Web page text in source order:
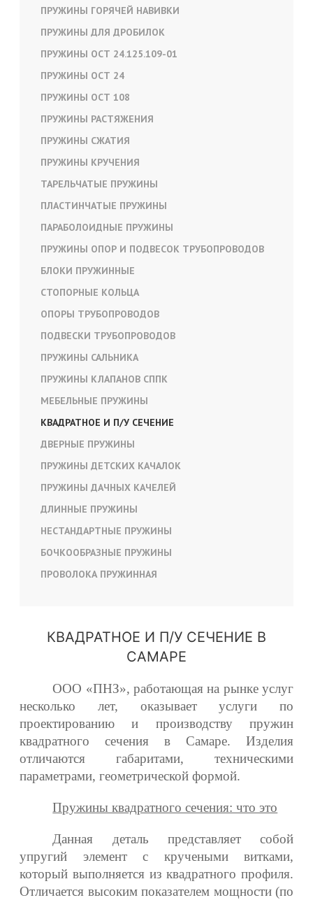
ПРУЖИНЫ ГОРЯЧЕЙ НАВИВКИ
ПРУЖИНЫ ДЛЯ ДРОБИЛОК
ПРУЖИНЫ ОСТ 24.125.109-01
ПРУЖИНЫ ОСТ 24
ПРУЖИНЫ ОСТ 108
ПРУЖИНЫ РАСТЯЖЕНИЯ
ПРУЖИНЫ СЖАТИЯ
ПРУЖИНЫ КРУЧЕНИЯ
ТАРЕЛЬЧАТЫЕ ПРУЖИНЫ
ПЛАСТИНЧАТЫЕ ПРУЖИНЫ
ПАРАБОЛОИДНЫЕ ПРУЖИНЫ
ПРУЖИНЫ ОПОР И ПОДВЕСОК ТРУБОПРОВОДОВ
БЛОКИ ПРУЖИННЫЕ
СТОПОРНЫЕ КОЛЬЦА
ОПОРЫ ТРУБОПРОВОДОВ
ПОДВЕСКИ ТРУБОПРОВОДОВ
ПРУЖИНЫ САЛЬНИКА
ПРУЖИНЫ КЛАПАНОВ СППК
МЕБЕЛЬНЫЕ ПРУЖИНЫ
КВАДРАТНОЕ И П/У СЕЧЕНИЕ
ДВЕРНЫЕ ПРУЖИНЫ
ПРУЖИНЫ ДЕТСКИХ КАЧАЛОК
ПРУЖИНЫ ДАЧНЫХ КАЧЕЛЕЙ
ДЛИННЫЕ ПРУЖИНЫ
НЕСТАНДАРТНЫЕ ПРУЖИНЫ
БОЧКООБРАЗНЫЕ ПРУЖИНЫ
ПРОВОЛОКА ПРУЖИННАЯ
КВАДРАТНОЕ И П/У СЕЧЕНИЕ В
САМАРЕ
ООО «ПНЗ», работающая на рынке услуг
несколько лет, оказывает услуги по
проектированию и производству пружин
квадратного сечения в Самаре. Изделия
отличаются габаритами, техническими
параметрами, геометрической формой.
Пружины квадратного сечения: что это
Данная деталь представляет собой
упругий элемент с кручеными витками,
который выполняется из квадратного профиля.
Отличается высоким показателем мощности (по